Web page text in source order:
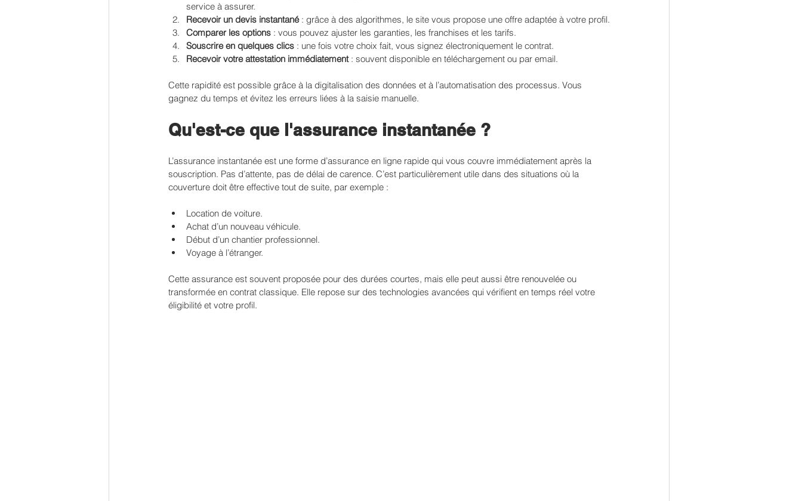
service à assurer.
Recevoir un devis instantané : grâce à des algorithmes, le site vous propose une offre adaptée à votre profil.
Comparer les options : vous pouvez ajuster les garanties, les franchises et les tarifs.
Souscrire en quelques clics : une fois votre choix fait, vous signez électroniquement le contrat.
Recevoir votre attestation immédiatement : souvent disponible en téléchargement ou par email.
Cette rapidité est possible grâce à la digitalisation des données et à l’automatisation des processus. Vous
gagnez du temps et évitez les erreurs liées à la saisie manuelle.
Qu'est-ce que l'assurance instantanée ?
L’assurance instantanée est une forme d’assurance en ligne rapide qui vous couvre immédiatement après la
souscription. Pas d’attente, pas de délai de carence. C’est particulièrement utile dans des situations où la
couverture doit être effective tout de suite, par exemple :
Location de voiture.
Achat d’un nouveau véhicule.
Début d’un chantier professionnel.
Voyage à l’étranger.
Cette assurance est souvent proposée pour des durées courtes, mais elle peut aussi être renouvelée ou
transformée en contrat classique. Elle repose sur des technologies avancées qui vérifient en temps réel votre
éligibilité et votre profil.